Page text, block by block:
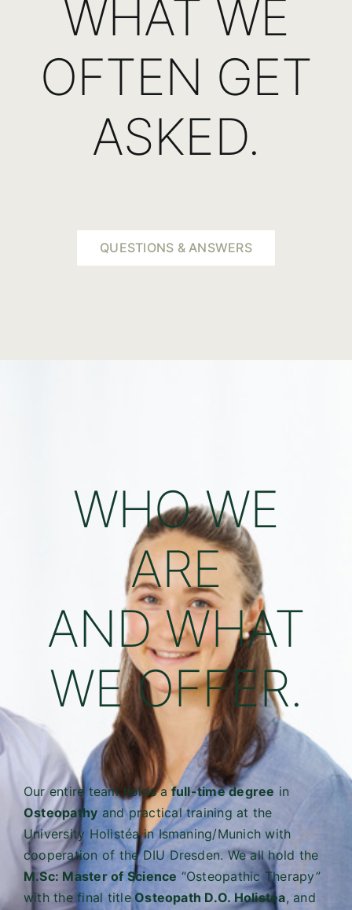
WHAT WE
OFTEN GET
ASKED.
QUESTIONS & ANSWERS
WHO WE
ARE
AND WHAT
WE OFFER.
Our entire team holds a full-time degree in
Osteopathy and practical training at the
University Holistéa in Ismaning/Munich with
cooperation of the DIU Dresden. We all hold the
M.Sc: Master of Science “Osteopathic Therapy”
with the final titleOsteopath D.O. Holistéa, and